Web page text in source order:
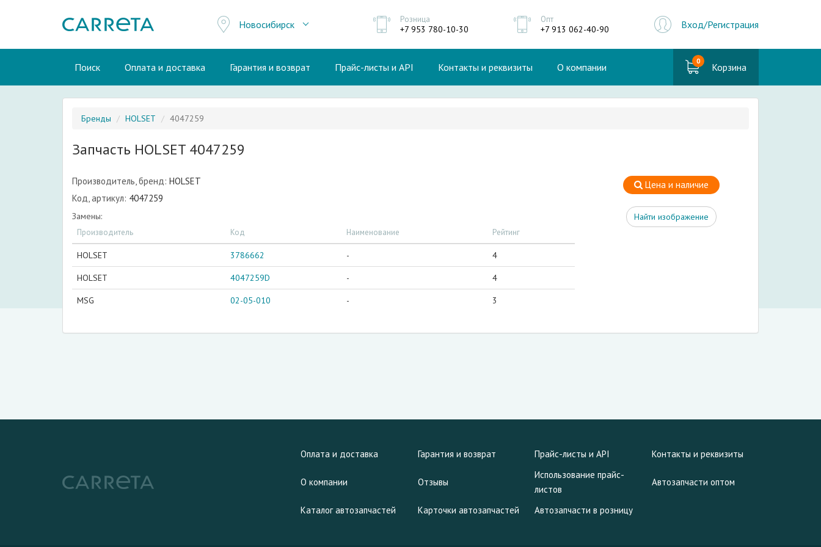
Новосибирск Розница
+7 953 780-10-30
Опт
+7 913 062-40-90 Вход/Регистрация
Поиск Оплата и доставка Гарантия и возврат Прайс-листы и API Контакты и реквизиты О компании 0 Корзина
Бренды HOLSET 4047259
Запчасть HOLSET 4047259
Производитель, бренд: HOLSET
Код, артикул: 4047259
Замены:
Производитель Код Наименование Рейтинг
HOLSET 3786662 - 4
HOLSET 4047259D - 4
MSG 02-05-010 - 3
Цена и наличие
Найти изображение
Оплата и доставка Гарантия и возврат Прайс-листы и API Контакты и реквизиты
О компании Отзывы
Использование прайс-
листов
Автозапчасти оптом
Каталог автозапчастей Карточки автозапчастей Автозапчасти в розницу